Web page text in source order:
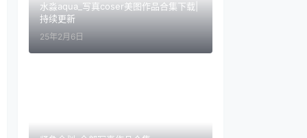
水淼aqua_写真coser美图作品合集下载|
持续更新
25年2月6日